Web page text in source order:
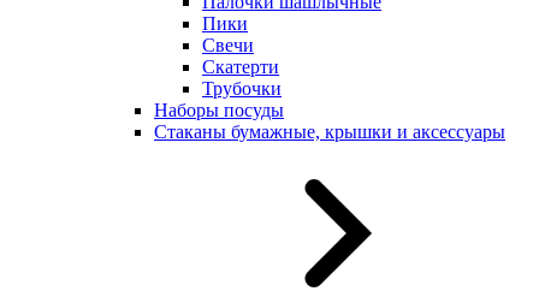
Пики
Свечи
Скатерти
Трубочки
Наборы посуды
Стаканы бумажные, крышки и аксессуары